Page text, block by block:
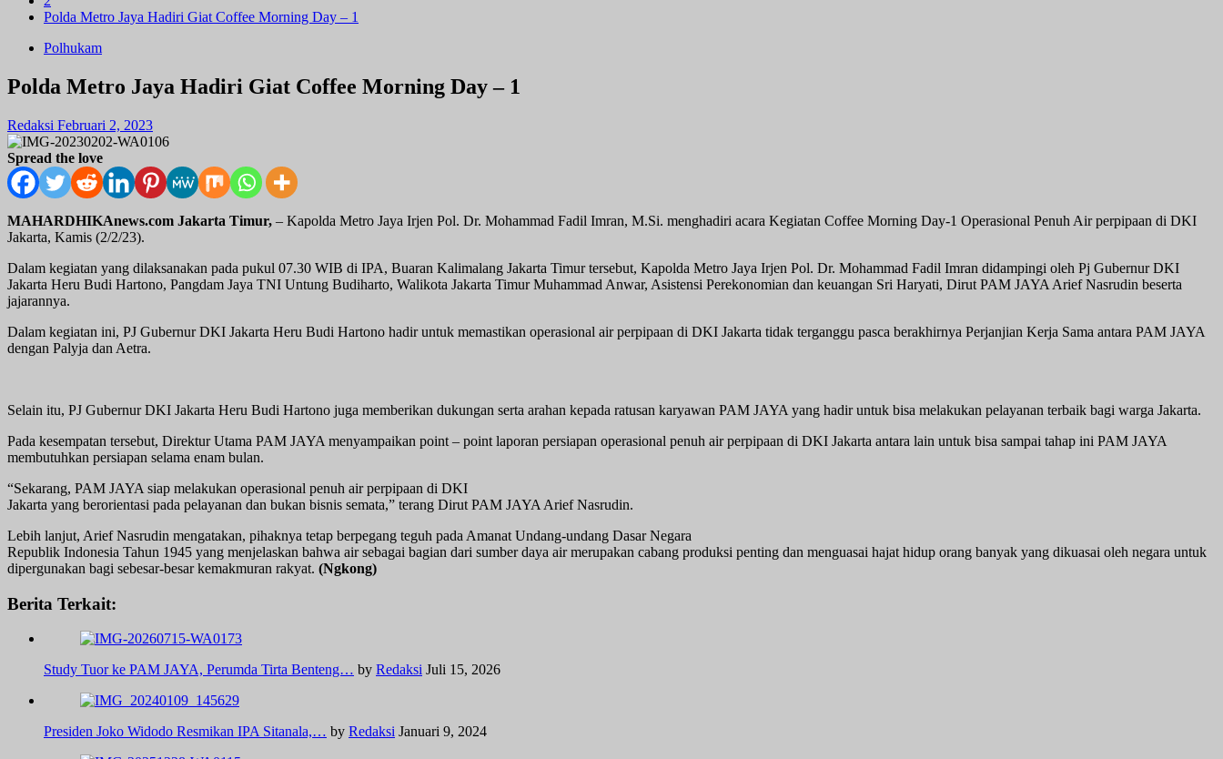
Polda Metro Jaya Hadiri Giat Coffee Morning Day – 1
Polhukam
Polda Metro Jaya Hadiri Giat Coffee Morning Day – 1
Redaksi Februari 2, 2023
Spread the love
MAHARDHIKAnews.com Jakarta Timur, – Kapolda Metro Jaya Irjen Pol. Dr. Mohammad Fadil Imran, M.Si. menghadiri acara Kegiatan Coffee Morning Day-1 Operasional Penuh Air perpipaan di DKI
Jakarta, Kamis (2/2/23).
Dalam kegiatan yang dilaksanakan pada pukul 07.30 WIB di IPA, Buaran Kalimalang Jakarta Timur tersebut, Kapolda Metro Jaya Irjen Pol. Dr. Mohammad Fadil Imran didampingi oleh Pj Gubernur DKI
Jakarta Heru Budi Hartono, Pangdam Jaya TNI Untung Budiharto, Walikota Jakarta Timur Muhammad Anwar, Asistensi Perekonomian dan keuangan Sri Haryati, Dirut PAM JAYA Arief Nasrudin beserta
jajarannya.
Dalam kegiatan ini, PJ Gubernur DKI Jakarta Heru Budi Hartono hadir untuk memastikan operasional air perpipaan di DKI Jakarta tidak terganggu pasca berakhirnya Perjanjian Kerja Sama antara PAM JAYA
dengan Palyja dan Aetra.
Selain itu, PJ Gubernur DKI Jakarta Heru Budi Hartono juga memberikan dukungan serta arahan kepada ratusan karyawan PAM JAYA yang hadir untuk bisa melakukan pelayanan terbaik bagi warga Jakarta.
Pada kesempatan tersebut, Direktur Utama PAM JAYA menyampaikan point – point laporan persiapan operasional penuh air perpipaan di DKI Jakarta antara lain untuk bisa sampai tahap ini PAM JAYA
membutuhkan persiapan selama enam bulan.
“Sekarang, PAM JAYA siap melakukan operasional penuh air perpipaan di DKI
Jakarta yang berorientasi pada pelayanan dan bukan bisnis semata,” terang Dirut PAM JAYA Arief Nasrudin.
Lebih lanjut, Arief Nasrudin mengatakan, pihaknya tetap berpegang teguh pada Amanat Undang-undang Dasar Negara
Republik Indonesia Tahun 1945 yang menjelaskan bahwa air sebagai bagian dari sumber daya air merupakan cabang produksi penting dan menguasai hajat hidup orang banyak yang dikuasai oleh negara untuk
dipergunakan bagi sebesar-besar kemakmuran rakyat. (Ngkong)
Berita Terkait:
Study Tuor ke PAM JAYA, Perumda Tirta Benteng… by Redaksi Juli 15, 2026
Presiden Joko Widodo Resmikan IPA Sitanala,… by Redaksi Januari 9, 2024